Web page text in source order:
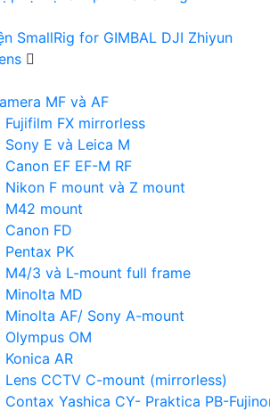
SmallRig for GIMBAL DJI Zhiyun
MF và AF
Fujifilm FX mirrorless
Sony E và Leica M
Canon EF EF-M RF
Nikon F mount và Z mount
M42 mount
Canon FD
Pentax PK
M4/3 và L-mount full frame
Minolta MD
Minolta AF/ Sony A-mount
Olympus OM
Konica AR
Lens CCTV C-mount (mirrorless)
Contax Yashica CY- Praktica PB-